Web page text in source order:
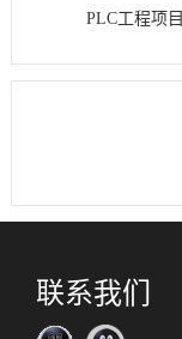
PLC工程项目
联系我们